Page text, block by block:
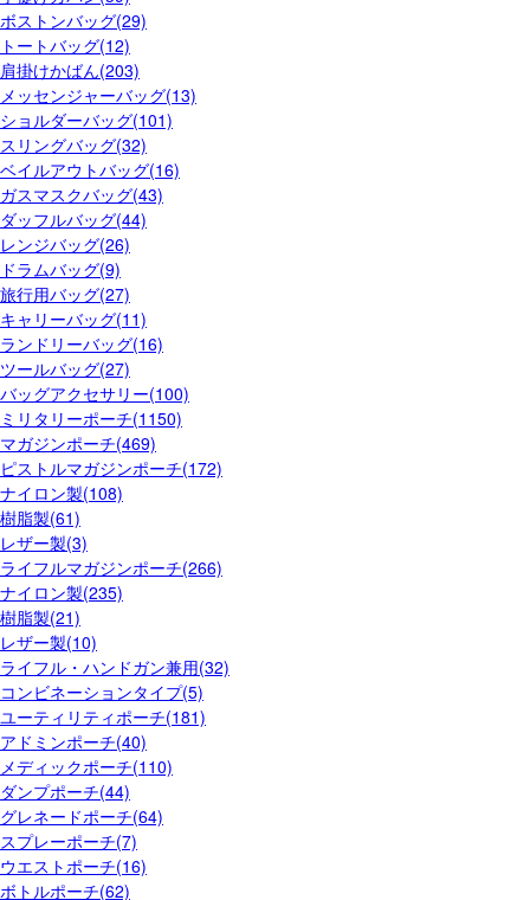
ボストンバッグ(29)
トートバッグ(12)
肩掛けかばん(203)
メッセンジャーバッグ(13)
ショルダーバッグ(101)
スリングバッグ(32)
ベイルアウトバッグ(16)
ガスマスクバッグ(43)
ダッフルバッグ(44)
レンジバッグ(26)
ドラムバッグ(9)
旅行用バッグ(27)
キャリーバッグ(11)
ランドリーバッグ(16)
ツールバッグ(27)
バッグアクセサリー(100)
ミリタリーポーチ(1150)
マガジンポーチ(469)
ピストルマガジンポーチ(172)
ナイロン製(108)
樹脂製(61)
レザー製(3)
ライフルマガジンポーチ(266)
ナイロン製(235)
樹脂製(21)
レザー製(10)
ライフル・ハンドガン兼用(32)
コンビネーションタイプ(5)
ユーティリティポーチ(181)
アドミンポーチ(40)
メディックポーチ(110)
ダンプポーチ(44)
グレネードポーチ(64)
スプレーポーチ(7)
ウエストポーチ(16)
ボトルポーチ(62)